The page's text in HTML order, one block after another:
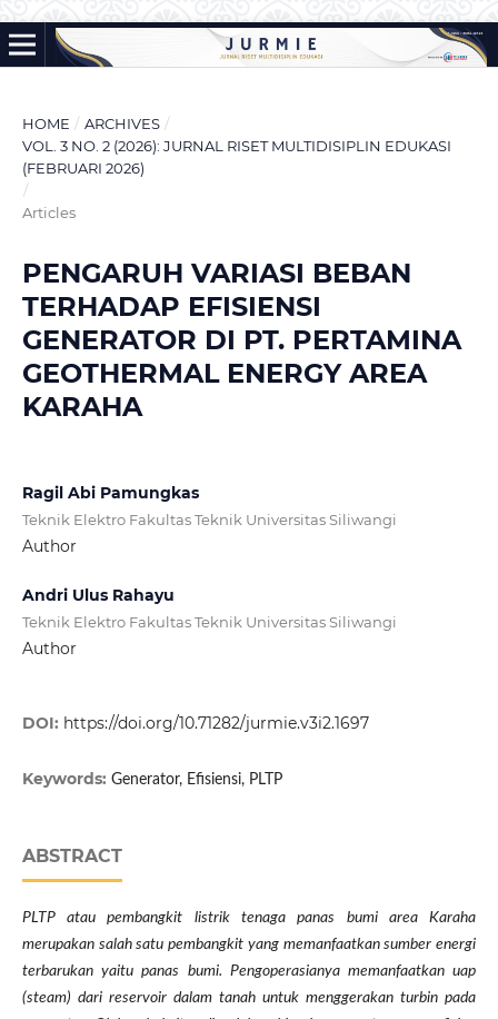
HOME / ARCHIVES /
VOL. 3 NO. 2 (2026): JURNAL RISET MULTIDISIPLIN EDUKASI
(FEBRUARI 2026)
/
Articles
PENGARUH VARIASI BEBAN
TERHADAP EFISIENSI
GENERATOR DI PT. PERTAMINA
GEOTHERMAL ENERGY AREA
KARAHA
Ragil Abi Pamungkas
Teknik Elektro Fakultas Teknik Universitas Siliwangi
Author
Andri Ulus Rahayu
Teknik Elektro Fakultas Teknik Universitas Siliwangi
Author
DOI: https://doi.org/10.71282/jurmie.v3i2.1697
Keywords: Generator, Efisiensi, PLTP
ABSTRACT
PLTP atau pembangkit listrik tenaga panas bumi area Karaha
merupakan salah satu pembangkit yang memanfaatkan sumber energi
terbarukan yaitu panas bumi. Pengoperasianya memanfaatkan uap
(steam) dari reservoir dalam tanah untuk menggerakan turbin pada